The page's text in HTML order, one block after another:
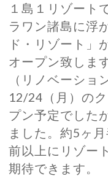
１島１リゾート
ラワン諸島に浮
ド・リゾート 」
オープン致しま
（リノベーショ
12/24（月）の
プン予定でした
ました。約5ヶ
前以上にリゾー
期待できます。